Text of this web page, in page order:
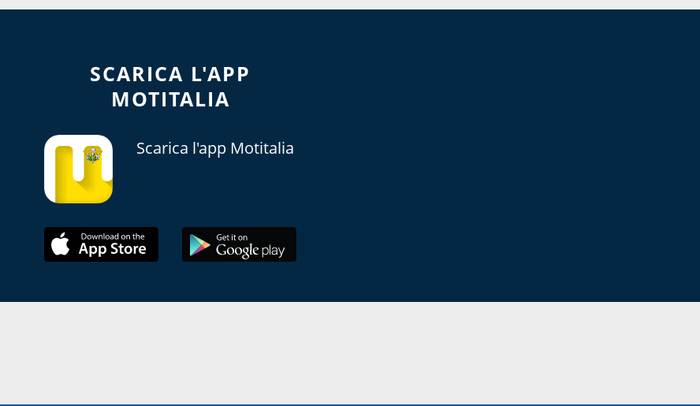
SCARICA L'APP
MOTITALIA
Scarica l'app Motitalia